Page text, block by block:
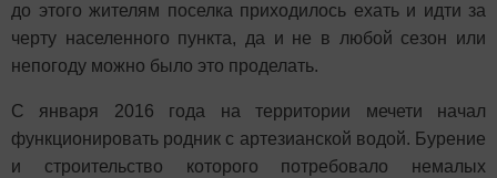
до этого жителям поселка приходилось ехать и идти за
черту населенного пункта, да и не в любой сезон или
непогоду можно было это проделать.
С января 2016 года на территории мечети начал
функционировать родник с артезианской водой. Бурение
и строительство которого потребовало немалых